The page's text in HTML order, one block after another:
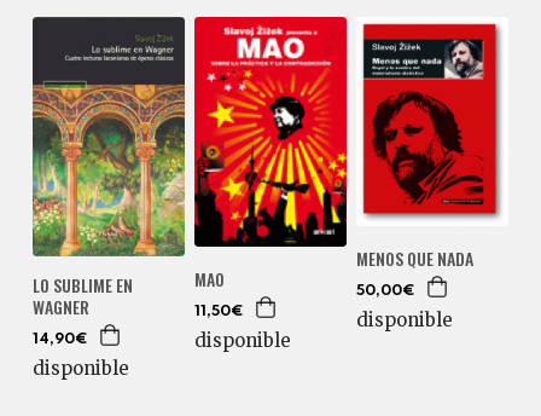
LO SUBLIME EN
WAGNER
14,90€
disponible
MAO
11,50€
disponible
MENOS QUE NADA
50,00€
disponible